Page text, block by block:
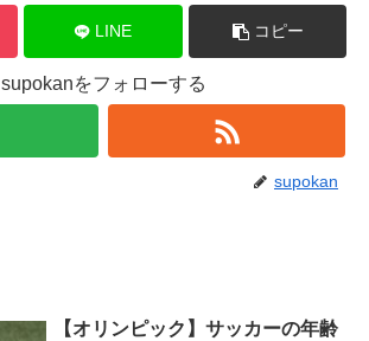
LINE コピー
supokanをフォローする
supokan
【オリンピック】サッカーの年齢